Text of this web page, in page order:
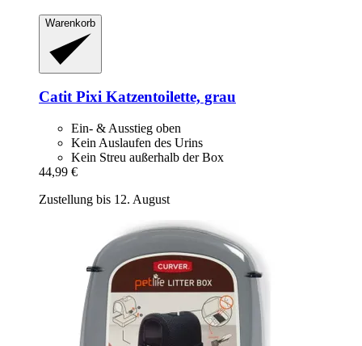
Warenkorb
CatitPixi Katzentoilette, grau
Ein- & Ausstieg oben
Kein Auslaufen des Urins
Kein Streu außerhalb der Box
44,99 €
Zustellung bis 12. August